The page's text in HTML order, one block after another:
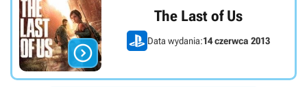

The Last of Us
Data wydania:14 czerwca 2013